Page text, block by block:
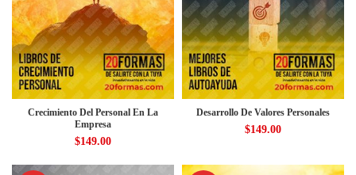
Crecimiento Del Personal En La
Empresa
$149.00
Desarrollo De Valores Personales
$149.00